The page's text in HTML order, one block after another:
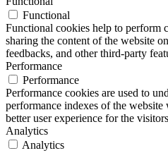
Functional
Functional cookies help to perform
sharing the content of the website
feedbacks, and other third-party
Performance
Performance
Performance cookies are used to
performance indexes of the
better user experience for the
Analytics
Analytics